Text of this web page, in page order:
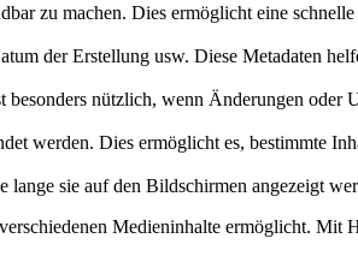
zu machen. Dies ermöglicht eine
der Erstellung usw. Diese Metadaten
nützlich, wenn Änderungen oder
werden. Dies ermöglicht es, bestimmte
sie auf den Bildschirmen angezeigt
Medieninhalte ermöglicht. Mit